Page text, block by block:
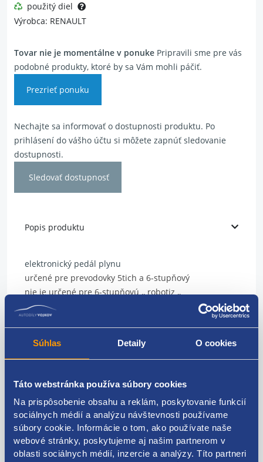
Súhlas Detaily O cookies
Táto webstránka používa súbory cookies
Na prispôsobenie obsahu a reklám, poskytovanie funkcií
sociálnych médií a analýzu návštevnosti používame
súbory cookie. Informácie o tom, ako používate naše
webové stránky, poskytujeme aj našim partnerom v
oblasti sociálnych médií, inzercie a analýzy. Títo partneri
použitý diel
Výrobca: RENAULT
Tovar nie je momentálne v ponuke Pripravili sme pre vás
podobné produkty, ktoré by sa Vám mohli páčiť.
Prezrieť ponuku
Nechajte sa informovať o dostupnosti produktu. Po
prihlásení do vášho účtu si môžete zapnúť sledovanie
dostupnosti.
Sledovať dostupnosť
Popis produktu
elektronický pedál plynu
určené pre prevodovky 5tich a 6-stupňový
nie je určené pre 6-stupňovú ,, robotiz ,,
Renault
7700313060
Kódy produktov
7700313060
Použiteľné pre vozidlá